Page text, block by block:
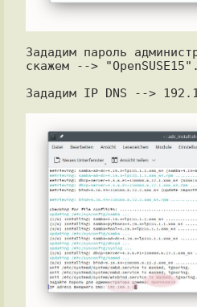
Зададим пароль
скажем --> "OpenSUSE15".
Зададим IP DNS -->